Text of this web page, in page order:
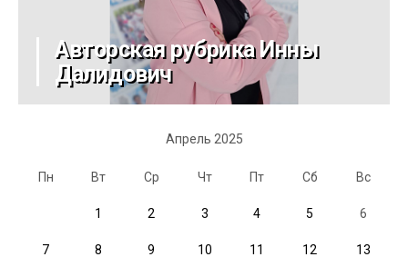
Авторская рубрика Инны
Далидович
Апрель 2025
Пн Вт Ср Чт Пт Сб Вс
1 2 3 4 5 6
7 8 9 10 11 12 13